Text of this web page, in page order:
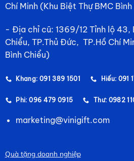
Chí Minh (Khu Biệt Thự BMC
- Địa chỉ cũ: 1369/12 Tỉnh lộ 43,
Chiểu, TP.Thủ Đức, TP.Hồ Chí
Bình Chiểu)
Khang: 091 389 1501 Hiếu: 091
Phi: 096 479 0915 Thư: 0982
marketing@vinigift.com
Quà tặng doanh nghiệp